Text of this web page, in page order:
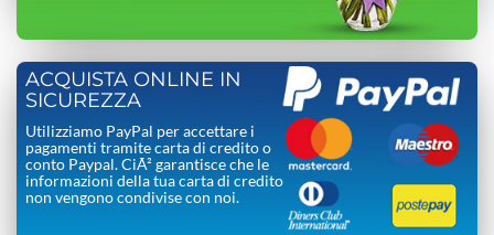
ACQUISTA ONLINE IN
SICUREZZA
Utilizziamo PayPal per accettare i
pagamenti tramite carta di credito o
conto Paypal. CiÃ² garantisce che le
informazioni della tua carta di credito
non vengono condivise con noi.